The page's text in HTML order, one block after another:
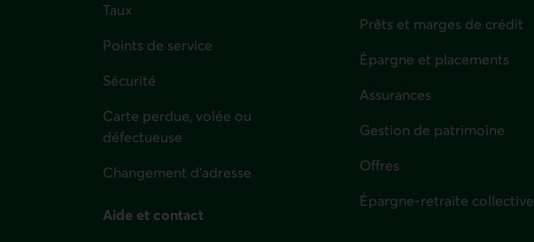
Taux
Points de service
Sécurité
Carte perdue, volée ou
défectueuse
Changement d'adresse
Aide et contact
Prêts et marges de crédit
Épargne et placements
Assurances
Gestion de patrimoine
Offres
Épargne-retraite collective